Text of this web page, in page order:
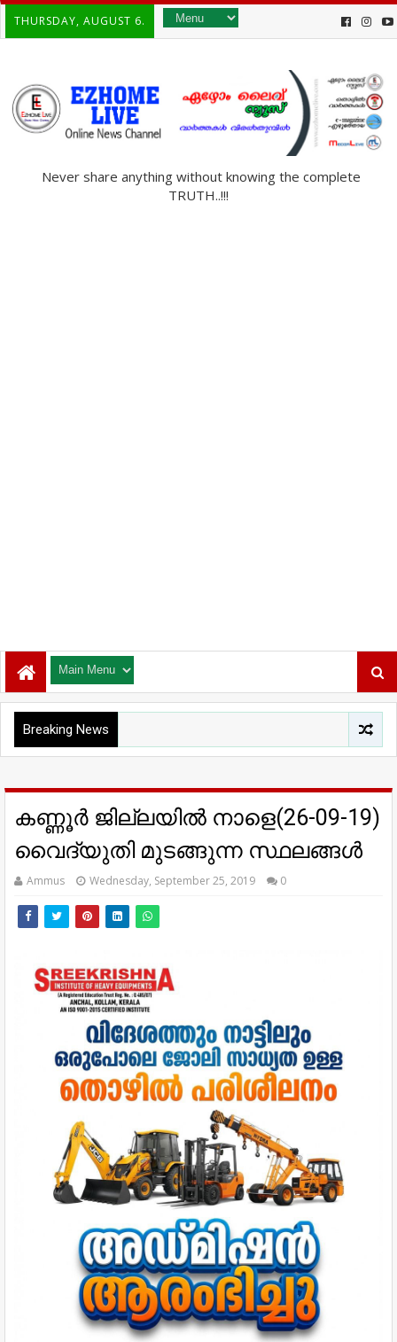
THURSDAY, AUGUST 6.
Never share anything without knowing the complete
TRUTH..!!!
Breaking News
കണ്ണൂർ ജില്ലയിൽ നാളെ(26-09-19)
വൈദ്യുതി മുടങ്ങുന്ന സ്ഥലങ്ങൾ
Ammus Wednesday, September 25, 2019 0